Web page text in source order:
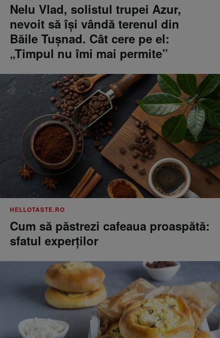
Nelu Vlad, solistul trupei Azur,
nevoit să își vândă terenul din
Băile Tușnad. Cât cere pe el:
„Timpul nu îmi mai permite”
HELLOTASTE.RO
Cum să păstrezi cafeaua proaspătă:
sfatul experților